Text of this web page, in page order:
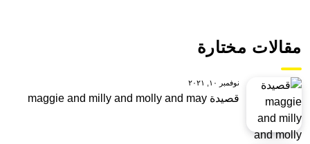
مقالات مختارة
نوفمبر ١٠, ٢٠٢١
قصيدة maggie and milly and molly and may